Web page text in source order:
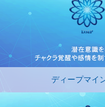
ディープマイ